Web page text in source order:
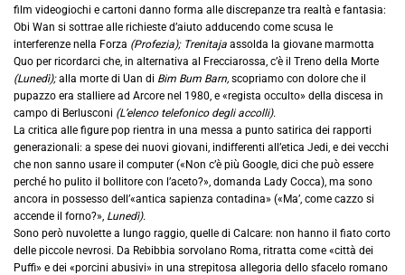
film videogiochi e cartoni danno forma alle discrepanze tra realtà e fantasia:
Obi Wan si sottrae alle richieste d’aiuto adducendo come scusa le
interferenze nella Forza (Profezia); Trenitaja assolda la giovane marmotta
Quo per ricordarci che, in alternativa al Frecciarossa, c’è il Treno della Morte
(Lunedì);alla morte di Uan di Bim Bum Barn, scopriamo con dolore che il
pupazzo era stalliere ad Arcore nel 1980, e «regista occulto» della discesa in
campo di Berlusconi (L’elenco telefonico degli accolli).
La critica alle figure pop rientra in una messa a punto satirica dei rapporti
generazionali: a spese dei nuovi giovani, indifferenti all’etica Jedi, e dei vecchi
che non sanno usare il computer («Non c’è più Google, dici che può essere
perché ho pulito il bollitore con l’aceto?», domanda Lady Cocca), ma sono
ancora in possesso dell’«antica sapienza contadina» («Ma’, come cazzo si
accende il forno?», Lunedì).
Sono però nuvolette a lungo raggio, quelle di Calcare: non hanno il fiato corto
delle piccole nevrosi. Da Rebibbia sorvolano Roma, ritratta come «città dei
Puffi» e dei «porcini abusivi» in una strepitosa allegoria dello sfacelo romano